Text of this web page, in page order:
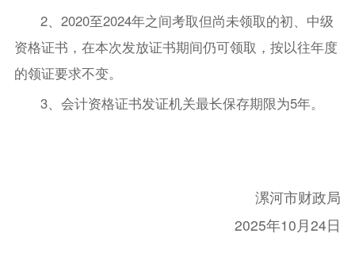
2、2020至2024年之间考取但尚未领取的初、中级
资格证书，在本次发放证书期间仍可领取，按以往年度
的领证要求不变。
3、会计资格证书发证机关最长保存期限为5年。
漯河市财政局
2025年10月24日